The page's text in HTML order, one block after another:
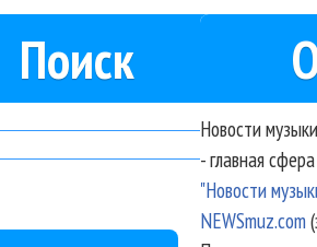
Поиск
Новости
- главная
"Новости
NEWSmuz.com